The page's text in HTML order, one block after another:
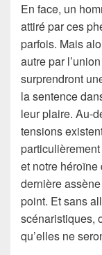
En face, un
attiré par ces
parfois. Mais
autre par
surprendront
la sentence
leur plaire. Au-
tensions
et notre héroïne
dernière
point. Et sans
scénaristiques,
qu’elles ne